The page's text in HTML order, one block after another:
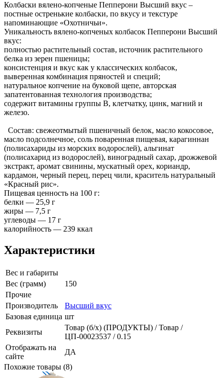
Колбаски вялено-копченые Пепперони Высший вкус –
постные остренькие колбаски, по вкусу и текстуре
напоминающие «Охотничьи».
Уникальность вялено-копченых колбасок Пепперони Высший
вкус:
полностью растительный состав, источник растительного
белка из зерен пшеницы;
консистенция и вкус как у классических колбасок,
выверенная комбинация пряностей и специй;
натуральное копчение на буковой щепе, авторская
запатентованная технология производства;
содержит витамины группы В, клетчатку, цинк, магний и
железо.
Состав: свежеотмытый пшеничный белок, масло кокосовое,
масло подсолнечное, соль поваренная пищевая, карагиннан
(полисахариды из морских водорослей), альгинат
(полисахарид из водорослей), виноградный сахар, дрожжевой
экстракт, аромат свинины, мускатный орех, кориандр,
кардамон, черный перец, перец чили, краситель натуральный
«Красный рис».
Пищевая ценность на 100 г:
белки — 25,9 г
жиры — 7,5 г
углеводы — 17 г
калорийность — 239 ккал
Характеристики
Вес и габариты
Вес (грамм)
150
Прочие
Производитель
Высший вкус
Базовая единица шт
Реквизиты
Товар (б/х) (ПРОДУКТЫ) / Товар /
ЦП-00023537 / 0.15
Отображать на
сайте
ДА
Похожие товары (8)